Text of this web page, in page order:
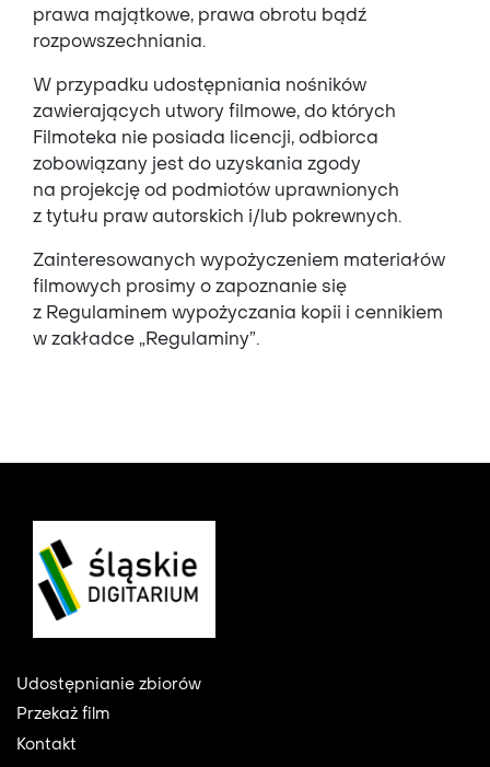
prawa majątkowe, prawa obrotu bądź
rozpowszechniania.
W przypadku udostępniania nośników
zawierających utwory filmowe, do których
Filmoteka nie posiada licencji, odbiorca
zobowiązany jest do uzyskania zgody
na projekcję od podmiotów uprawnionych
z tytułu praw autorskich i/lub pokrewnych.
Zainteresowanych wypożyczeniem materiałów
filmowych prosimy o zapoznanie się
z Regulaminem wypożyczania kopii i cennikiem
w zakładce „Regulaminy”.
Footer
Udostępnianie zbiorów
Przekaż film
Kontakt